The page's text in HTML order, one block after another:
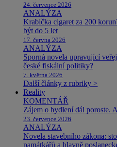
24. července 2026
ANALÝZA
Krabička cigaret za 200
být do 5 let
17. června 2026
ANALÝZA
Sporná novela upravující
české fiskální politiky?
7. května 2026
Další články z rubriky >
Reality
KOMENTÁŘ
Zájem o bydlení dál poroste.
23. července 2026
ANALÝZA
Novela stavebního zákona:
památkářů a hlavně